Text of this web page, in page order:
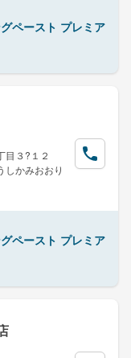
ペースト プレミア
目３?１２
しかみおおり
ペースト プレミア